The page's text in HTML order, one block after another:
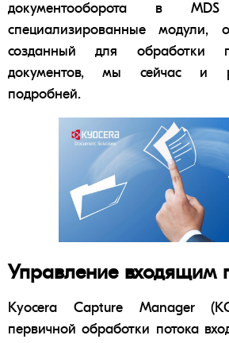
документооборота в MDS
специализированные модули,
созданный для обработки
документов, мы сейчас и
подробней.
Управление входящим
Kyocera Capture Manager
первичной обработки потока